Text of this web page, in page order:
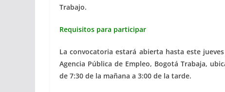
Trabajo.
Requisitos para participar
La convocatoria estará abierta hasta este
Agencia Pública de Empleo, Bogotá Trabaja,
de 7:30 de la mañana a 3:00 de la tarde.